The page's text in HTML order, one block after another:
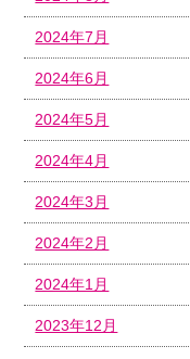
2024年7月
2024年6月
2024年5月
2024年4月
2024年3月
2024年2月
2024年1月
2023年12月